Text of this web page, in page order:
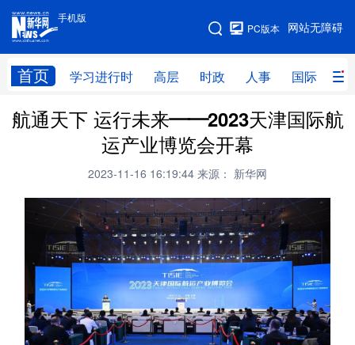
手机版
网站无障碍
PC版本
首页 学习进行时 高层 时政 人事 国际 财
手机版
网站地图
学习进行时 高层 时政 人事
财经 网评
科技 科创 量子 体育
文化 书画 健康 军事
访谈 视频 图片 政务
法律 中央文件 金融 汽车
航通天下 运行未来——2023天津国际航
运产业博览会开幕
2023-11-16 16:19:44 来源： 新华网